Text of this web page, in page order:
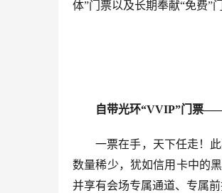
体”门票以及长期奉献“免费”门
自带光环“VVIP”门票
一票在手，天下任走！
数量稀少，犹如信用卡中的
并享有会场专属通道、专属